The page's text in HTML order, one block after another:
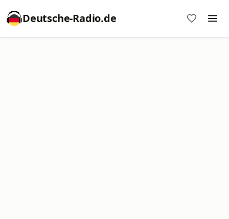
Deutsche-Radio.de